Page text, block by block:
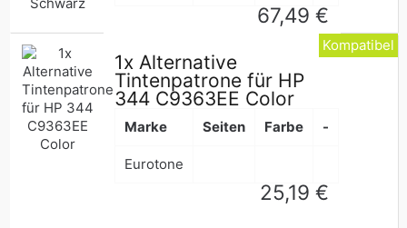
Normaler
Preis
67,49 €
1x Alternative
Tintenpatrone für HP
344 C9363EE Color
Marke Seiten Farbe -
Eurotone
Normaler
Preis
25,19 €
Kompatibel